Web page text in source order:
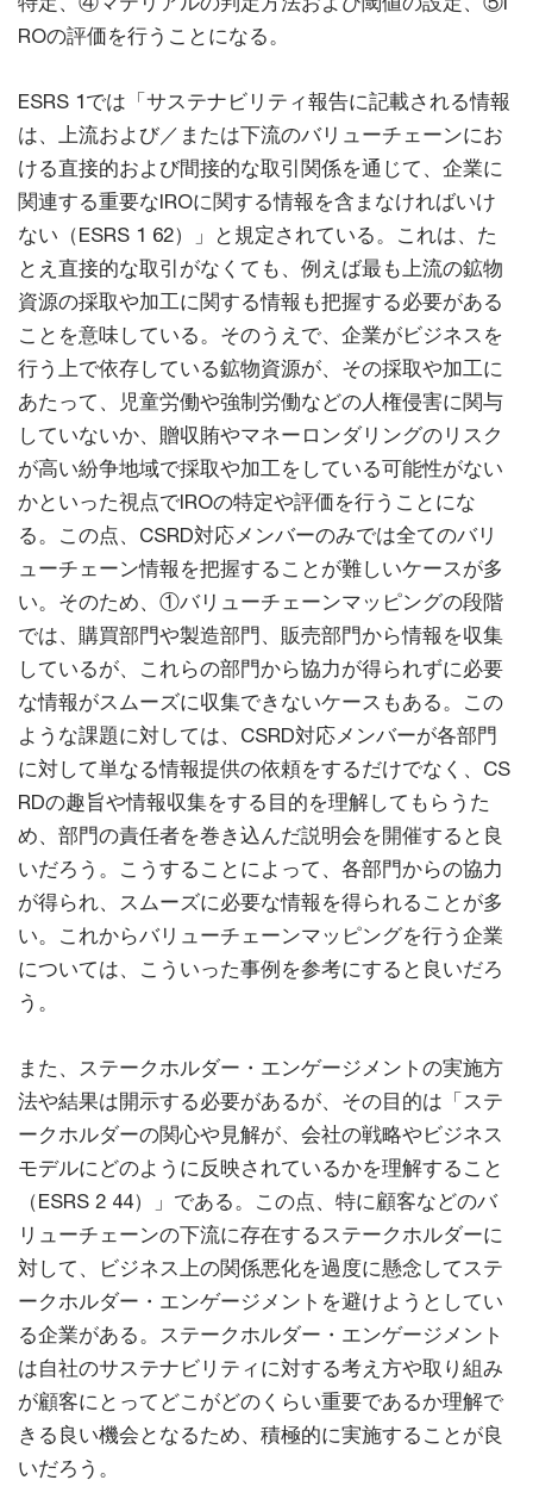
ROの評価を行うことになる。
ESRS 1では「サステナビリティ報告に記載される情報
は、上流および／または下流のバリューチェーンにお
ける直接的および間接的な取引関係を通じて、企業に
関連する重要なIROに関する情報を含まなければいけ
ない（ESRS 1 62）」と規定されている。これは、た
とえ直接的な取引がなくても、例えば最も上流の鉱物
資源の採取や加工に関する情報も把握する必要がある
ことを意味している。そのうえで、企業がビジネスを
行う上で依存している鉱物資源が、その採取や加工に
あたって、児童労働や強制労働などの人権侵害に関与
していないか、贈収賄やマネーロンダリングのリスク
が高い紛争地域で採取や加工をしている可能性がない
かといった視点でIROの特定や評価を行うことにな
る。この点、CSRD対応メンバーのみでは全てのバリ
ューチェーン情報を把握することが難しいケースが多
い。そのため、①バリューチェーンマッピングの段階
では、購買部門や製造部門、販売部門から情報を収集
しているが、これらの部門から協力が得られずに必要
な情報がスムーズに収集できないケースもある。この
ような課題に対しては、CSRD対応メンバーが各部門
に対して単なる情報提供の依頼をするだけでなく、CS
RDの趣旨や情報収集をする目的を理解してもらうた
め、部門の責任者を巻き込んだ説明会を開催すると良
いだろう。こうすることによって、各部門からの協力
が得られ、スムーズに必要な情報を得られることが多
い。これからバリューチェーンマッピングを行う企業
については、こういった事例を参考にすると良いだろ
う。
また、ステークホルダー・エンゲージメントの実施方
法や結果は開示する必要があるが、その目的は「ステ
ークホルダーの関心や見解が、会社の戦略やビジネス
モデルにどのように反映されているかを理解すること
（ESRS 2 44）」である。この点、特に顧客などのバ
リューチェーンの下流に存在するステークホルダーに
対して、ビジネス上の関係悪化を過度に懸念してステ
ークホルダー・エンゲージメントを避けようとしてい
る企業がある。ステークホルダー・エンゲージメント
は自社のサステナビリティに対する考え方や取り組み
が顧客にとってどこがどのくらい重要であるか理解で
きる良い機会となるため、積極的に実施することが良
いだろう。